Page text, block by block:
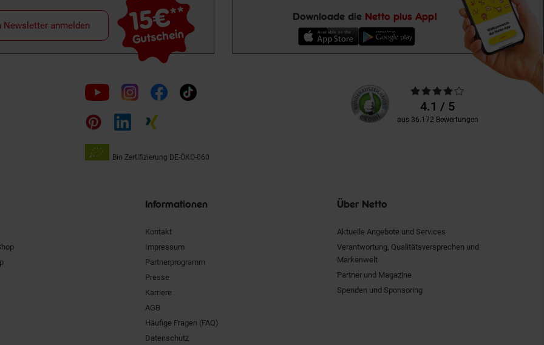
15€**
Gutschein
Newsletter anmelden
Downloade die Netto plus App!
Folge
uns
auf
Bio Zertifizierung DE-ÖKO-060
Unsere
Kundenbewertungen
Durchschnittliche
Bewertungen4.1 / 5
aus 36.172 Bewertungen
Informationen
Kontakt
Impressum
Partnerprogramm
Presse
Karriere
AGB
Häufige Fragen (FAQ)
Datenschutz
Über Netto
Aktuelle Angebote und Services
Verantwortung, Qualitätsversprechen und
Markenwelt
Partner und Magazine
Spenden und Sponsoring